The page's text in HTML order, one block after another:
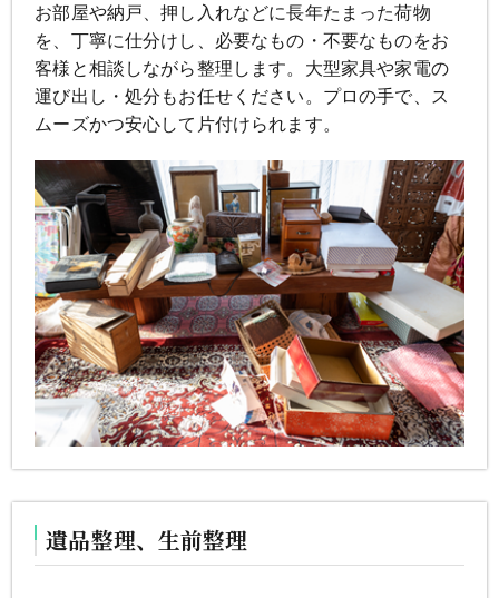
お部屋や納戸、押し入れなどに長年たまった荷物
を、丁寧に仕分けし、必要なもの・不要なものをお
客様と相談しながら整理します。大型家具や家電の
運び出し・処分もお任せください。プロの手で、ス
ムーズかつ安心して片付けられます。
遺品整理、生前整理